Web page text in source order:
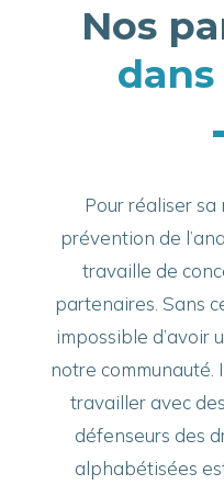
Nos
Pour réaliser
prévention de
travaille de
partenaires. Sans
impossible d’avoir
notre communauté.
travailler avec
défenseurs des
alphabétisées